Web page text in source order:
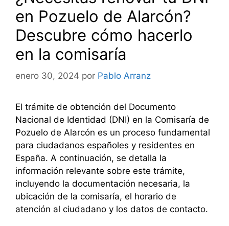
en Pozuelo de Alarcón?
Descubre cómo hacerlo
en la comisaría
enero 30, 2024 por Pablo Arranz
El trámite de obtención del Documento
Nacional de Identidad (DNI) en la Comisaría de
Pozuelo de Alarcón es un proceso fundamental
para ciudadanos españoles y residentes en
España. A continuación, se detalla la
información relevante sobre este trámite,
incluyendo la documentación necesaria, la
ubicación de la comisaría, el horario de
atención al ciudadano y los datos de contacto.